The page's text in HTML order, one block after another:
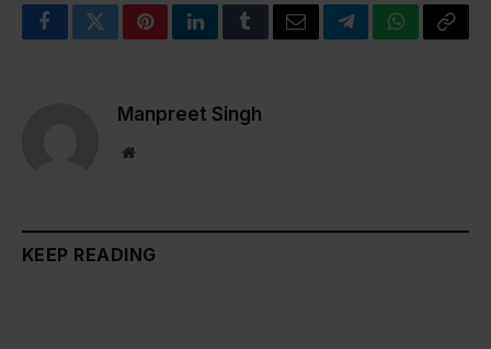
FacebookTwitterPinterestLinkedInTumblrEmailTelegramWhatsApp
Copy
Manpreet Singh
Website
KEEP READING